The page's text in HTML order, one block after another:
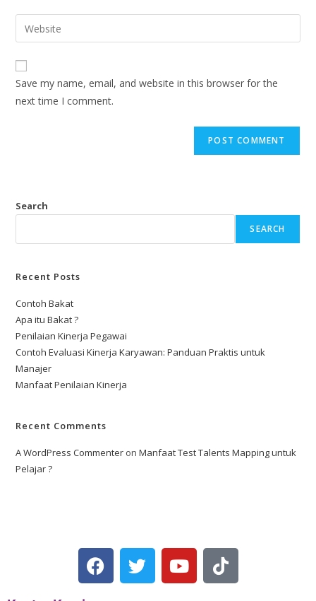
Save my name, email, and website in this browser for the
next time I comment.
Search
SEARCH
Recent Posts
Contoh Bakat
Apa itu Bakat ?
Penilaian Kinerja Pegawai
Contoh Evaluasi Kinerja Karyawan: Panduan Praktis untuk
Manajer
Manfaat Penilaian Kinerja
Recent Comments
A WordPress Commenter onManfaat Test Talents Mapping untuk
Pelajar ?